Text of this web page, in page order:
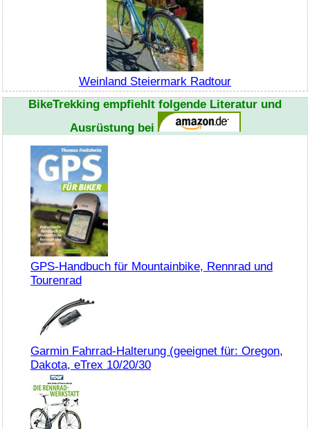
Weinland Steiermark Radtour
BikeTrekking empfiehlt folgende Literatur und
Ausrüstung bei
GPS-Handbuch für Mountainbike, Rennrad und
Tourenrad
Garmin Fahrrad-Halterung (geeignet für: Oregon,
Dakota, eTrex 10/20/30